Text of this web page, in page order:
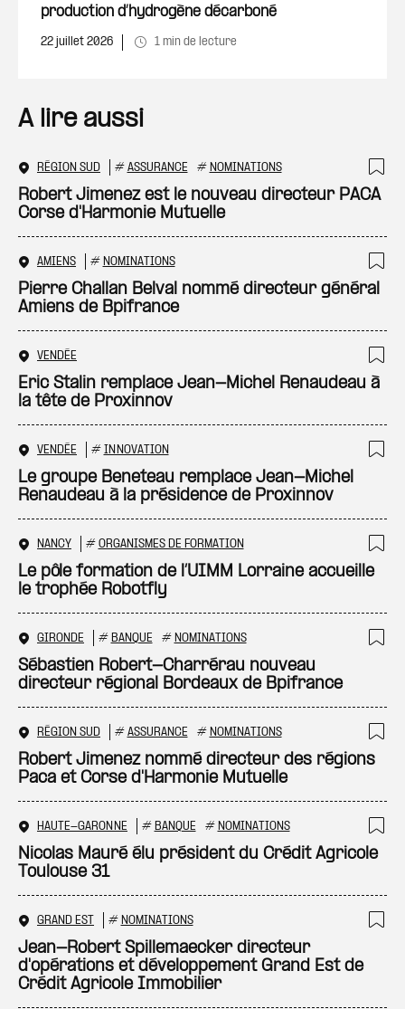
production d’hydrogène décarboné
22 juillet 2026 1 min de lecture
A lire aussi
RÉGION SUD # ASSURANCE # NOMINATIONS
Robert Jimenez est le nouveau directeur PACA
Corse d'Harmonie Mutuelle
AMIENS # NOMINATIONS
Pierre Challan Belval nommé directeur général
Amiens de Bpifrance
VENDÉE
Eric Stalin remplace Jean-Michel Renaudeau à
la tête de Proxinnov
VENDÉE # INNOVATION
Le groupe Beneteau remplace Jean-Michel
Renaudeau à la présidence de Proxinnov
NANCY # ORGANISMES DE FORMATION
Le pôle formation de l’UIMM Lorraine accueille
le trophée Robotfly
GIRONDE # BANQUE # NOMINATIONS
Sébastien Robert-Charrérau nouveau
directeur régional Bordeaux de Bpifrance
RÉGION SUD # ASSURANCE # NOMINATIONS
Robert Jimenez nommé directeur des régions
Paca et Corse d'Harmonie Mutuelle
HAUTE-GARONNE # BANQUE # NOMINATIONS
Nicolas Mauré élu président du Crédit Agricole
Toulouse 31
GRAND EST # NOMINATIONS
Jean-Robert Spillemaecker directeur
d'opérations et développement Grand Est de
Crédit Agricole Immobilier